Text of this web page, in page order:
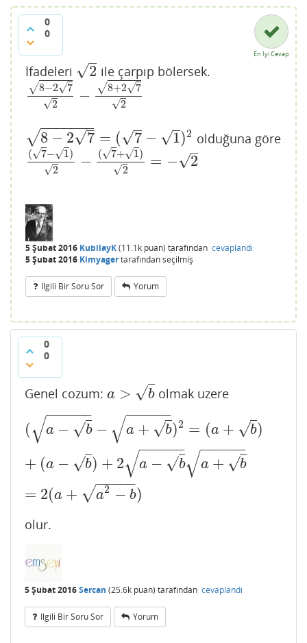
0
0
En İyi Cevap
İfadeleri 2
–
√
2 ile çarpıp bölersek.
8−2 7
√
√
2
√ − 8+2 7
√
√
2
√
8−272−8 27 2
8 − 2 7
–
√
− −
−−−−−
√ = ( 7
–
√ − 1
–
√ )2
8−27 =( 7−1)2 olduğuna göre
( 7
√ − 1
√ )
2
√ − ( 7
√ + 1
√ )
2
√ = − 2
–
√
(7−1)2−(7 +1) 2=−2
5 Şubat 2016 KubilayK(11.1k puan) tarafından cevaplandı
5 Şubat 2016 Kimyagertarafındanseçilmiş
Ilgili Bir Soru Sor Yorum
0
0
Genel cozum: a > b
√
a> b olmak uzere
( a − b
√
− −
−−−−
√ − a + b
√
− −
−−−−
√ )2 = (a + b
√ )
+ (a − b
√ ) + 2 a − b
√
− −
−−−−
√ a + b
√
− −
−−−−
√
= 2(a + a2 − b
− −
−−−
√ )
( −b− )2= b)+( − +2a− +b= 2 +a2−
olur.
5 Şubat 2016Sercan (25.6k puan) tarafından cevaplandı
Ilgili Bir Soru Sor Yorum